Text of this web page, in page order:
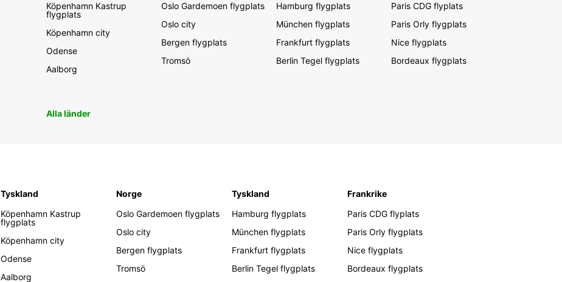
Köpenhamn Kastrup
flygplats
Köpenhamn city
Odense
Aalborg
Oslo Gardemoen flygplats
Oslo city
Bergen flygplats
Tromsö
Hamburg flygplats
München flygplats
Frankfurt flygplats
Berlin Tegel flygplats
Paris CDG flyplats
Paris Orly flygplats
Nice flygplats
Bordeaux flygplats
Alla länder
Tyskland
Köpenhamn Kastrup
flygplats
Köpenhamn city
Odense
Aalborg
Norge
Oslo Gardemoen flygplats
Oslo city
Bergen flygplats
Tromsö
Tyskland
Hamburg flygplats
München flygplats
Frankfurt flygplats
Berlin Tegel flygplats
Frankrike
Paris CDG flyplats
Paris Orly flygplats
Nice flygplats
Bordeaux flygplats